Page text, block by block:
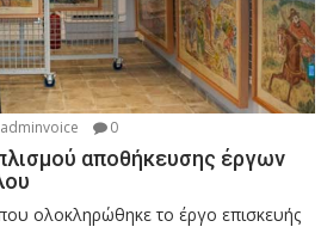
adminvoice 0
αποθήκευσης έργων
ολοκληρώθηκε το έργο επισκευής